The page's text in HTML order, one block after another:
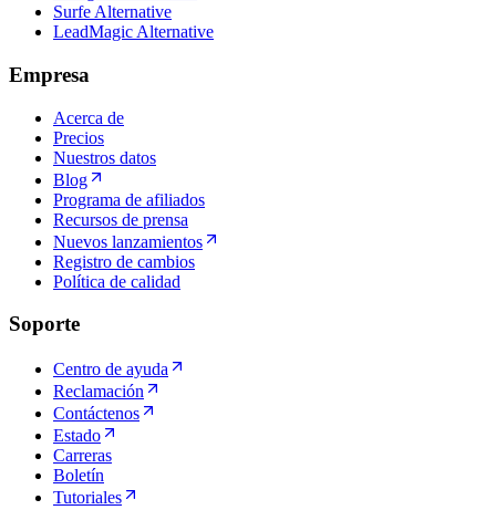
Surfe Alternative
LeadMagic Alternative
Empresa
Acerca de
Precios
Nuestros datos
Blog
Programa de afiliados
Recursos de prensa
Nuevos lanzamientos
Registro de cambios
Política de calidad
Soporte
Centro de ayuda
Reclamación
Contáctenos
Estado
Carreras
Boletín
Tutoriales